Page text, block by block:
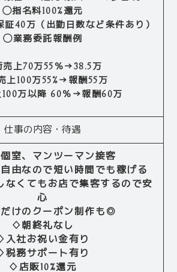
◯指名料100%還元
40万（出勤日数など条件あり）
◯業務委託報酬例
売上70万55％→38.5万
上100万55%→報酬55万
100万以降 60％→報酬60万
仕事の内容・待遇
室、マンツーマン接客
由なので短い時間でも稼げる
くてもお店で集客するので安
心
けのクーポン制作も◎
♢朝終礼なし
入社お祝い金有り
税務サポート有り
♢店販10%還元